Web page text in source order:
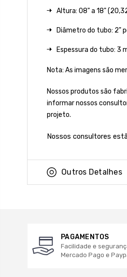
Altura: 08" a 18"
Diâmetro do tubo: 2"
Espessura do tubo: 3
Nota: As imagens são
Nossos produtos são
informar nossos
projeto.
Nossos consultores
Outros Detalhes
PAGAMENTOS
Facilidade e
Mercado Pago e